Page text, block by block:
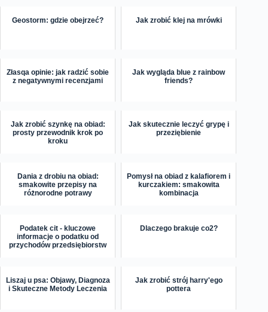
Geostorm: gdzie obejrzeć? Jak zrobić klej na mrówki
Złasqa opinie: jak radzić sobie
z negatywnymi recenzjami
Jak wygląda blue z rainbow
friends?
Jak zrobić szynkę na obiad:
prosty przewodnik krok po
kroku
Jak skutecznie leczyć grypę i
przeziębienie
Dania z drobiu na obiad:
smakowite przepisy na
różnorodne potrawy
Pomysł na obiad z kalafiorem i
kurczakiem: smakowita
kombinacja
Podatek cit - kluczowe
informacje o podatku od
przychodów przedsiębiorstw
Dlaczego brakuje co2?
Liszaj u psa: Objawy, Diagnoza
i Skuteczne Metody Leczenia
Jak zrobić strój harry'ego
pottera